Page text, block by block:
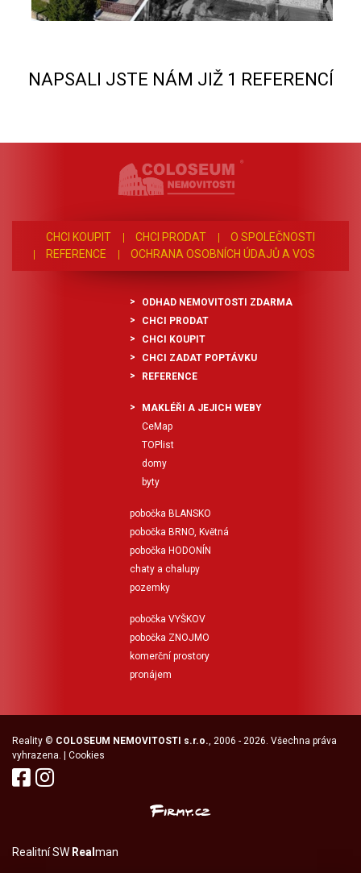
NAPSALI JSTE NÁM JIŽ 1 REFERENCÍ
CHCI KOUPIT CHCI PRODAT
O SPOLEČNOSTI
REFERENCE
OCHRANA OSOBNÍCH ÚDAJŮ A VOS
ODHAD NEMOVITOSTI ZDARMA
CHCI PRODAT
CHCI KOUPIT
CHCI ZADAT POPTÁVKU
REFERENCE
MAKLÉŘI A JEJICH WEBY
CeMap
TOPlist
domy
byty
pobočka BLANSKO
pobočka BRNO, Květná
pobočka HODONÍN
chaty a chalupy
pozemky
pobočka VYŠKOV
pobočka ZNOJMO
komerční prostory
pronájem
Reality © COLOSEUM NEMOVITOSTI s.r.o. , 2006 - 2026. Všechna práva
vyhrazena. | Cookies
Realitní SW Real man